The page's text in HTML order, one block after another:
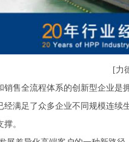
[力
售全流程体系的创新型企业是
满足了众多企业不同规模连
。